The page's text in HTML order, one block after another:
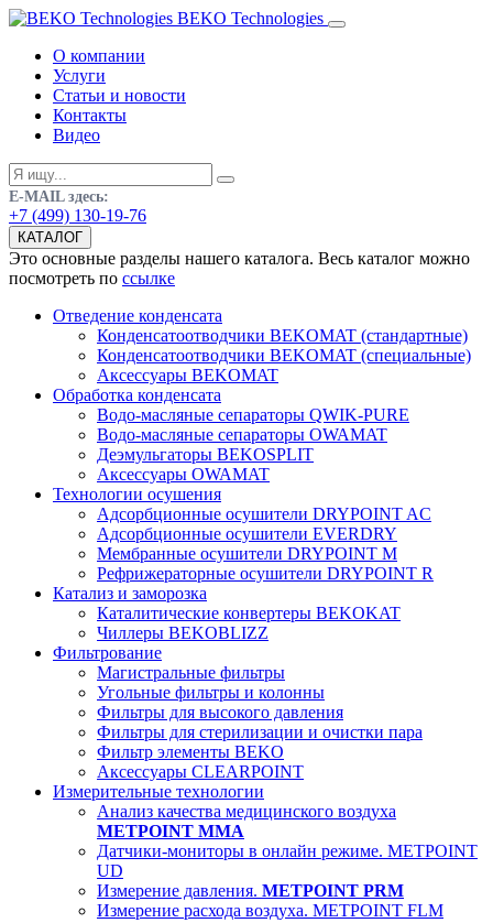
BEKO Technologies
О компании
Услуги
Статьи и новости
Контакты
Видео
E-MAIL здесь:
+7 (499) 130-19-76
КАТАЛОГ
Это основные разделы нашего каталога. Весь каталог можно
посмотреть по ссылке
Отведение конденсата
Конденсатоотводчики BEKOMAT (стандартные)
Конденсатоотводчики BEKOMAT (специальные)
Аксессуары BEKOMAT
Обработка конденсата
Водо-масляные сепараторы QWIK-PURE
Водо-масляные сепараторы OWAMAT
Деэмульгаторы BEKOSPLIT
Аксессуары OWAMAT
Технологии осушения
Адсорбционные осушители DRYPOINT AC
Адсорбционные осушители EVERDRY
Мембранные осушители DRYPOINT M
Рефрижераторные осушители DRYPOINT R
Катализ и заморозка
Каталитические конвертеры BEKOKAT
Чиллеры BEKOBLIZZ
Фильтрование
Магистральные фильтры
Угольные фильтры и колонны
Фильтры для высокого давления
Фильтры для стерилизации и очистки пара
Фильтр элементы BEKO
Аксессуары CLEARPOINT
Измерительные технологии
Анализ качества медицинского воздуха
METPOINT MMA
Датчики-мониторы в онлайн режиме. METPOINT
UD
Измерение давления. METPOINT PRM
Измерение расхода воздуха. METPOINT FLM